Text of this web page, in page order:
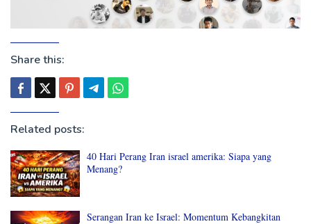
Share this:
Related posts:
40 Hari Perang Iran israel amerika: Siapa yang
Menang?
Serangan Iran ke Israel: Momentum Kebangkitan